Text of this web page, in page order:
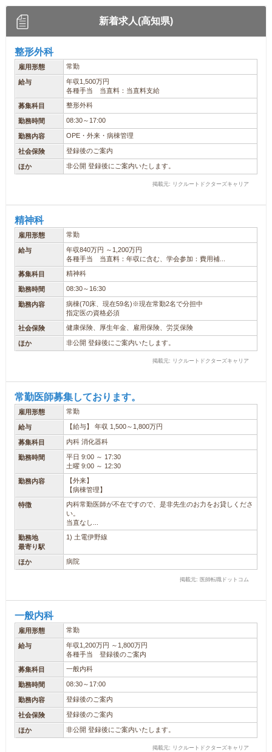
新着求人(高知県)
整形外科
雇用形態 常勤
給与
年収1,500万円
各種手当 当直料：当直料支給
募集科目 整形外科
勤務時間 08:30～17:00
勤務内容 OPE・外来・病棟管理
社会保険 登録後のご案内
ほか 非公開 登録後にご案内いたします。
掲載元: リクルートドクターズキャリア
精神科
雇用形態 常勤
給与
年収840万円 ～1,200万円
各種手当 当直料：年収に含む、学会参加：費用補...
募集科目 精神科
勤務時間 08:30～16:30
勤務内容
病棟(70床、現在59名)※現在常勤2名で分担中
指定医の資格必須
社会保険 健康保険、厚生年金、雇用保険、労災保険
ほか 非公開 登録後にご案内いたします。
掲載元: リクルートドクターズキャリア
常勤医師募集しております。
雇用形態 常勤
給与 【給与】 年収 1,500～1,800万円
募集科目 内科 消化器科
勤務時間
平日 9:00 ～ 17:30
土曜 9:00 ～ 12:30
勤務内容
【外来】
【病棟管理】
特徴
内科常勤医師が不在ですので、是非先生のお力をお貸しくださ
い。
当直なし...
勤務地
最寄り駅
1) 土電伊野線
ほか 病院
掲載元: 医師転職ドットコム
一般内科
雇用形態 常勤
給与
年収1,200万円 ～1,800万円
各種手当 登録後のご案内
募集科目 一般内科
勤務時間 08:30～17:00
勤務内容 登録後のご案内
社会保険 登録後のご案内
ほか 非公開 登録後にご案内いたします。
掲載元: リクルートドクターズキャリア